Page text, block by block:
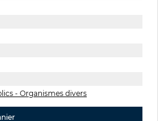
- Organismes divers